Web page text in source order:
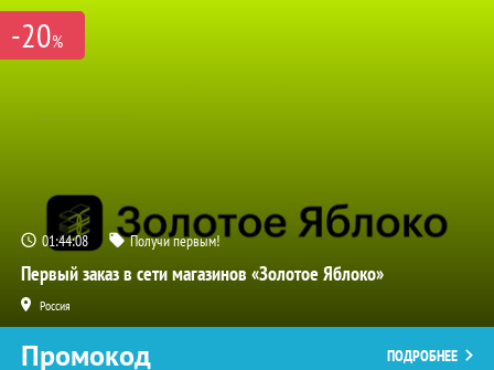
-20%
01:44:07 Получи первым!
Первый заказ в сети магазинов «Золотое Яблоко»
Россия
Промокод ПОДРОБНЕЕ